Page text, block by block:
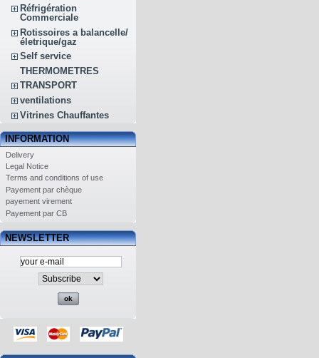
Réfrigération
Commerciale
Rotissoires a balancelle/
életrique/gaz
Self service
THERMOMETRES
TRANSPORT
ventilations
Vitrines Chauffantes
INFORMATION
Delivery
Legal Notice
Terms and conditions of use
Payement par chèque
payement virement
Payement par CB
NEWSLETTER